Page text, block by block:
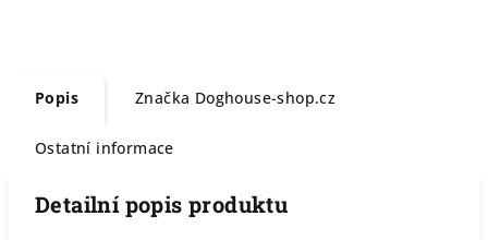
Popis Značka Doghouse-shop.cz
Ostatní informace
Detailní popis produktu